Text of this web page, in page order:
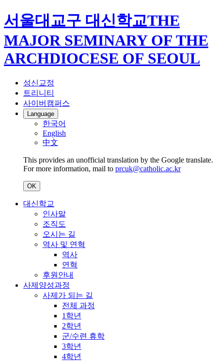
서울대교구 대신학교THE
MAJOR SEMINARY OF THE
ARCHDIOCESE OF SEOUL
성신교정
트리니티
사이버캠퍼스
Language
한국어
English
中文
This provides an unofficial translation by the Google translate.
For more information, mail to prcuk@catholic.ac.kr
OK
대신학교
인사말
조직도
오시는 길
역사 및 연혁
역사
연혁
후원안내
사제양성과정
사제가 되는 길
전체 과정
1학년
2학년
군/수련 휴학
3학년
4학년